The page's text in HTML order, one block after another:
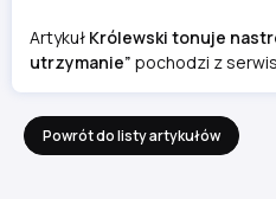
Artykuł Królewski tonuje
utrzymanie” pochodzi z
Powrót do listy artykułów